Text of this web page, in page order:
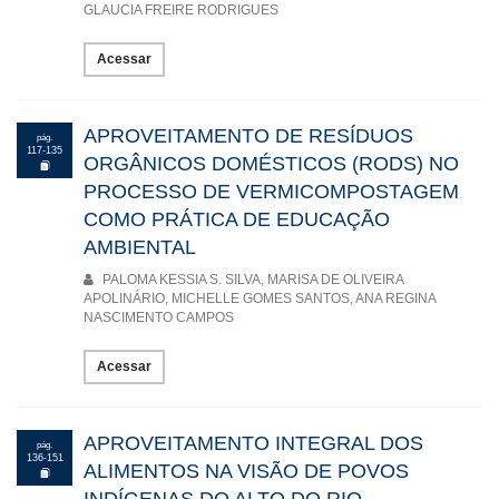
Negócios & Pessoas. Jaguarão,RS: UNIPAMPA, 2011. p. 107-
GLAUCIA FREIRE RODRIGUES
Acessar
pág.
117-135
APROVEITAMENTO DE RESÍDUOS
ORGÂNICOS DOMÉSTICOS (RODS) NO
PROCESSO DE VERMICOMPOSTAGEM
COMO PRÁTICA DE EDUCAÇÃO
AMBIENTAL
PALOMA KESSIA S. SILVA, MARISA DE OLIVEIRA
APOLINÁRIO, MICHELLE GOMES SANTOS, ANA REGINA
NASCIMENTO CAMPOS
Acessar
pág.
136-151
APROVEITAMENTO INTEGRAL DOS
ALIMENTOS NA VISÃO DE POVOS